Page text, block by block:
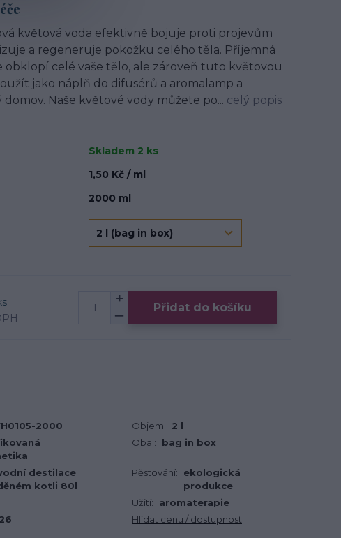
květová voda efektivně bojuje proti projevům
a regeneruje pokožku celého těla. Příjemná
obklopí celé vaše tělo, ale zároveň tuto květovou
jako náplň do difusérů a aromalamp a
domov. Naše květové vody můžete po... celý popis
Skladem 2 ks
1,50 Kč / ml
2000 ml
Přidat do košíku
2000 Objem:
2 l
Obal: bag in box
destilace
kotli 80l
Pěstování:
ekologická
produkce
Užití:
aromaterapie
Hlídat cenu / dostupnost